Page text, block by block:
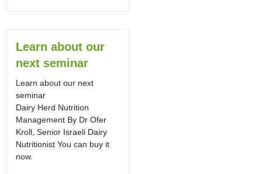
Learn about our
next seminar
Learn about our next
seminar
Dairy Herd Nutrition
Management By Dr Ofer
Kroll, Senior Israeli Dairy
Nutritionist You can buy it
now.